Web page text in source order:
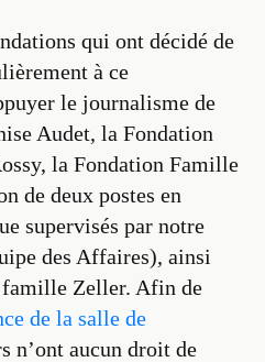
qui ont décidé de
à ce
le journalisme de
Audet, la Fondation
la Fondation Famille
de deux postes en
supervisés par notre
des Affaires), ainsi
famille Zeller. Afin de
de la salle de
n’ont aucun droit de